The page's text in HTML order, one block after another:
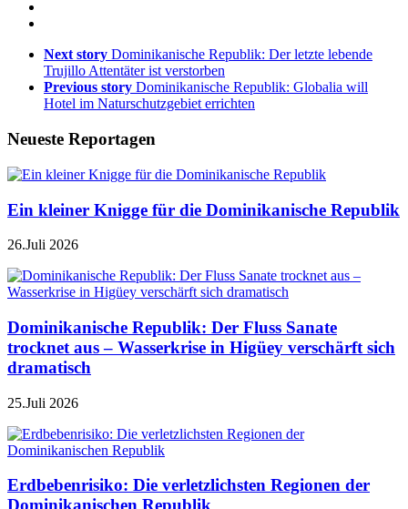
Next story Dominikanische Republik: Der letzte lebende
Trujillo Attentäter ist verstorben
Previous story Dominikanische Republik: Globalia will
Hotel im Naturschutzgebiet errichten
Neueste Reportagen
Ein kleiner Knigge für die Dominikanische Republik
26.Juli 2026
Dominikanische Republik: Der Fluss Sanate
trocknet aus – Wasserkrise in Higüey verschärft sich
dramatisch
25.Juli 2026
Erdbebenrisiko: Die verletzlichsten Regionen der